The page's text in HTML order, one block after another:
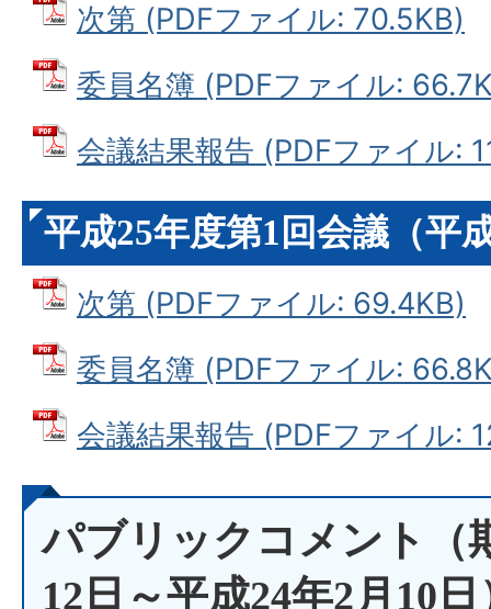
次第 (PDFファイル: 70.5KB)
委員名簿 (PDFファイル:
会議結果報告 (PDFファイル:
平成25年度第1回会議（平
次第 (PDFファイル: 69.4KB)
委員名簿 (PDFファイル:
会議結果報告 (PDFファイル:
パブリックコメント（
12日～平成24年2月10日